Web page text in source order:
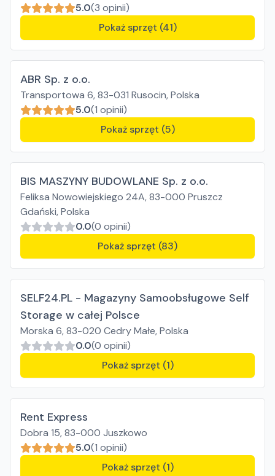
5.0(3 opinii)
Pokaż sprzęt (41)
ABR Sp. z o.o.
Transportowa 6, 83-031 Rusocin, Polska
5.0(1 opinii)
Pokaż sprzęt (5)
BIS MASZYNY BUDOWLANE Sp. z o.o.
Feliksa Nowowiejskiego 24A, 83-000 Pruszcz
Gdański, Polska
0.0(0 opinii)
Pokaż sprzęt (83)
SELF24.PL - Magazyny Samoobsługowe Self
Storage w całej Polsce
Morska 6, 83-020 Cedry Małe, Polska
0.0(0 opinii)
Pokaż sprzęt (1)
Rent Express
Dobra 15, 83-000 Juszkowo
5.0(1 opinii)
Pokaż sprzęt (1)